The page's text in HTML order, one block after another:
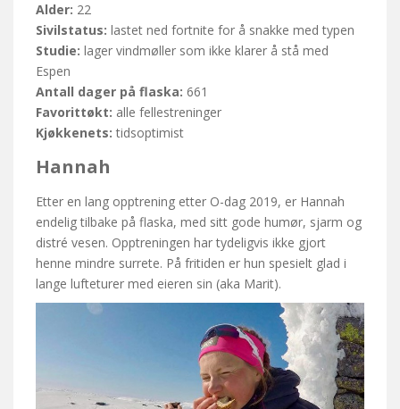
Alder: 22
Sivilstatus: lastet ned fortnite for å snakke med typen
Studie: lager vindmøller som ikke klarer å stå med
Espen
Antall dager på flaska: 661
Favorittøkt: alle fellestreninger
Kjøkkenets: tidsoptimist
Hannah
Etter en lang opptrening etter O-dag 2019, er Hannah
endelig tilbake på flaska, med sitt gode humør, sjarm og
distré vesen. Opptreningen har tydeligvis ikke gjort
henne mindre surrete. På fritiden er hun spesielt glad i
lange lufteturer med eieren sin (aka Marit).